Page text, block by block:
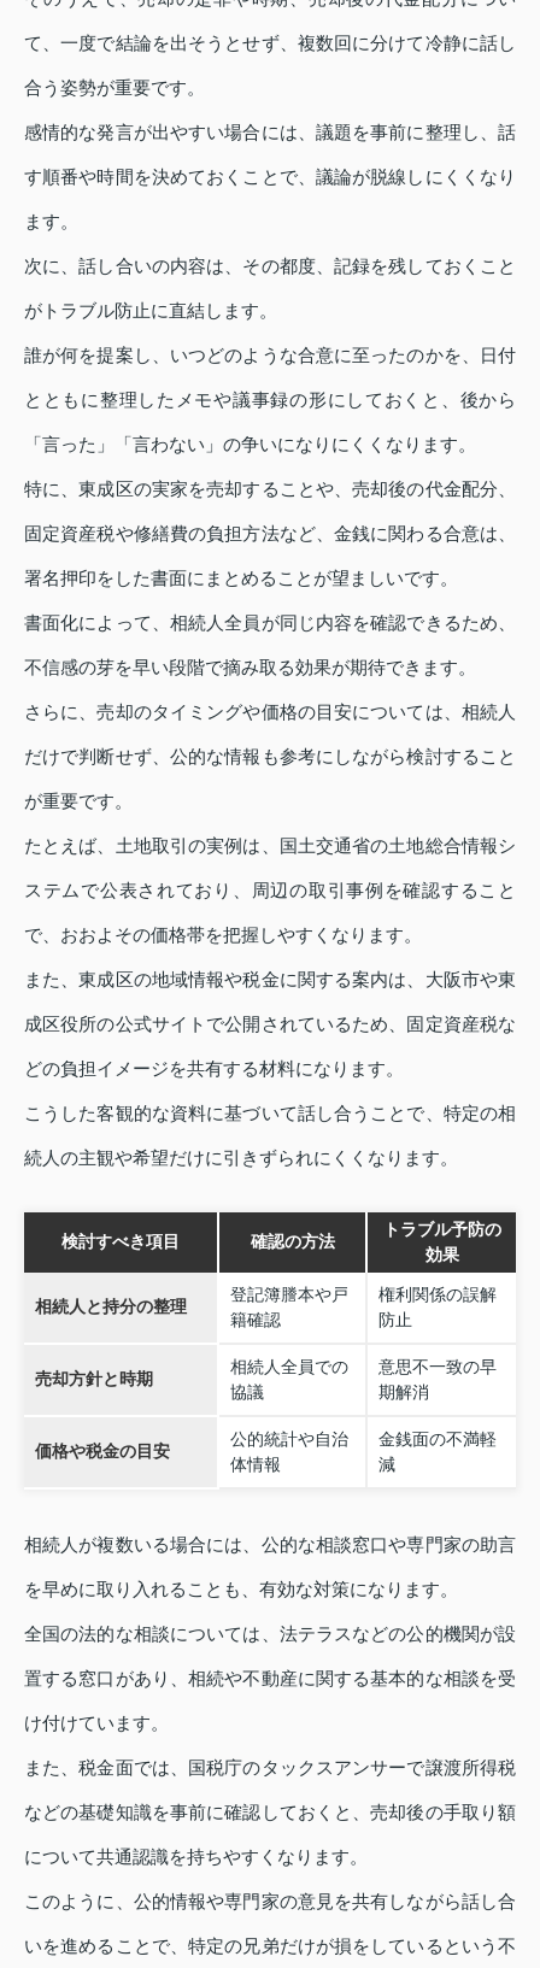
て、一度で結論を出そうとせず、複数回に分けて冷静に話し
合う姿勢が重要です。
感情的な発言が出やすい場合には、議題を事前に整理し、話
す順番や時間を決めておくことで、議論が脱線しにくくなり
ます。
次に、話し合いの内容は、その都度、記録を残しておくこと
がトラブル防止に直結します。
誰が何を提案し、いつどのような合意に至ったのかを、日付
とともに整理したメモや議事録の形にしておくと、後から
「言った」「言わない」の争いになりにくくなります。
特に、東成区の実家を売却することや、売却後の代金配分、
固定資産税や修繕費の負担方法など、金銭に関わる合意は、
署名押印をした書面にまとめることが望ましいです。
書面化によって、相続人全員が同じ内容を確認できるため、
不信感の芽を早い段階で摘み取る効果が期待できます。
さらに、売却のタイミングや価格の目安については、相続人
だけで判断せず、公的な情報も参考にしながら検討すること
が重要です。
たとえば、土地取引の実例は、国土交通省の土地総合情報シ
ステムで公表されており、周辺の取引事例を確認すること
で、おおよその価格帯を把握しやすくなります。
また、東成区の地域情報や税金に関する案内は、大阪市や東
成区役所の公式サイトで公開されているため、固定資産税な
どの負担イメージを共有する材料になります。
こうした客観的な資料に基づいて話し合うことで、特定の相
続人の主観や希望だけに引きずられにくくなります。
検討すべき項目 確認の方法
トラブル予防の
効果
相続人と持分の整理
登記簿謄本や戸
籍確認
権利関係の誤解
防止
売却方針と時期
相続人全員での
協議
意思不一致の早
期解消
価格や税金の目安
公的統計や自治
体情報
金銭面の不満軽
減
相続人が複数いる場合には、公的な相談窓口や専門家の助言
を早めに取り入れることも、有効な対策になります。
全国の法的な相談については、法テラスなどの公的機関が設
置する窓口があり、相続や不動産に関する基本的な相談を受
け付けています。
また、税金面では、国税庁のタックスアンサーで譲渡所得税
などの基礎知識を事前に確認しておくと、売却後の手取り額
について共通認識を持ちやすくなります。
このように、公的情報や専門家の意見を共有しながら話し合
いを進めることで、特定の兄弟だけが損をしているという不